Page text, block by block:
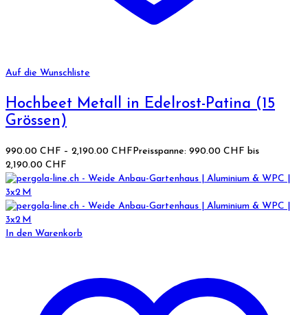
Auf die Wunschliste
Hochbeet Metall in Edelrost-Patina (15
Grössen)
990.00 CHF – 2,190.00 CHF Preisspanne: 990.00 CHF bis
2,190.00 CHF
In den Warenkorb